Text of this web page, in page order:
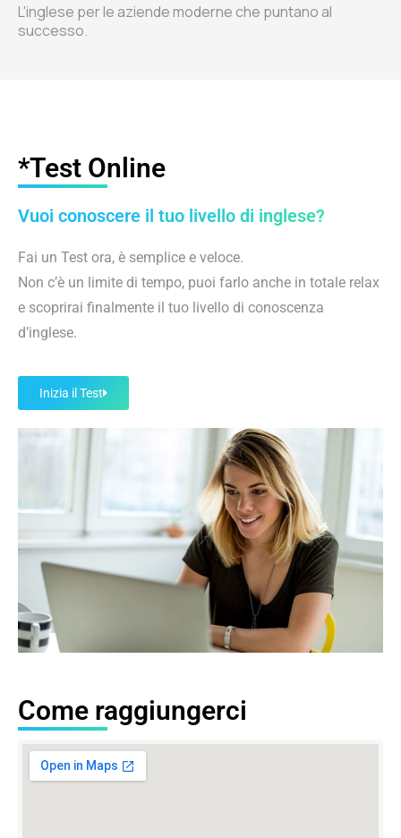
L'inglese per le aziende moderne che puntano al
successo.
*Test Online
Vuoi conoscere il tuo livello di inglese?
Fai un Test ora, è semplice e veloce.
Non c’è un limite di tempo, puoi farlo anche in totale relax
e scoprirai finalmente il tuo livello di conoscenza
d’inglese.
Inizia il Test
Come raggiungerci